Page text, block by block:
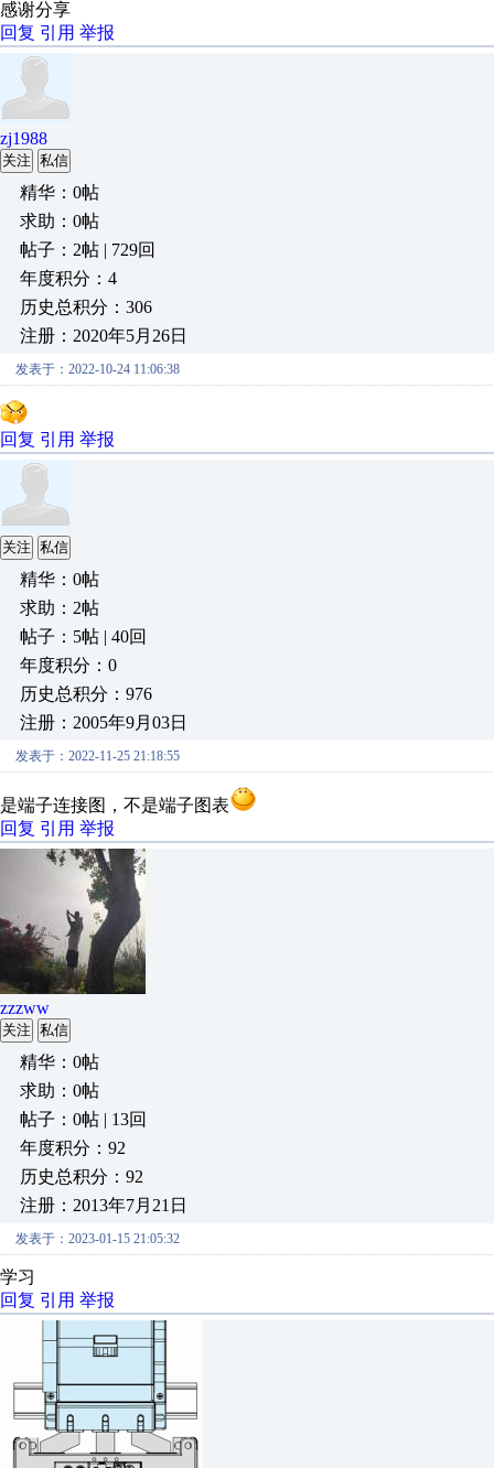
感谢分享
回复 引用 举报
zj1988
关注 私信
精华：0帖
求助：0帖
帖子：2帖 | 729回
年度积分：4
历史总积分：306
注册：2020年5月26日
发表于：2022-10-24 11:06:38
回复 引用 举报
关注 私信
精华：0帖
求助：2帖
帖子：5帖 | 40回
年度积分：0
历史总积分：976
注册：2005年9月03日
发表于：2022-11-25 21:18:55
是端子连接图，不是端子图表
回复 引用 举报
zzzww
关注 私信
精华：0帖
求助：0帖
帖子：0帖 | 13回
年度积分：92
历史总积分：92
注册：2013年7月21日
发表于：2023-01-15 21:05:32
学习
回复 引用 举报